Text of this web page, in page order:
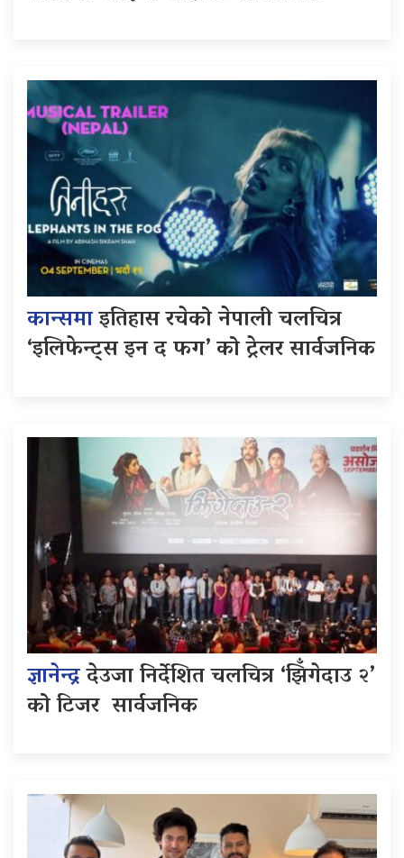
कान्समाइतिहास रचेको नेपाली चलचित्र
‘इलिफेन्ट्स इन द फग’ को ट्रेलर सार्वजनिक
ज्ञानेन्द्रदेउजा निर्देशित चलचित्र ‘झिँगेदाउ २’
को टिजर सार्वजनिक